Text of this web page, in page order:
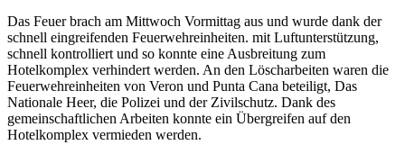
Das Feuer brach am Mittwoch Vormittag aus und wurde dank der
schnell eingreifenden Feuerwehreinheiten. mit Luftunterstützung,
schnell kontrolliert und so konnte eine Ausbreitung zum
Hotelkomplex verhindert werden. An den Löscharbeiten waren die
Feuerwehreinheiten von Veron und Punta Cana beteiligt, Das
Nationale Heer, die Polizei und der Zivilschutz. Dank des
gemeinschaftlichen Arbeiten konnte ein Übergreifen auf den
Hotelkomplex vermieden werden.